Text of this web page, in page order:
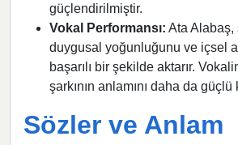
güçlendirilmiştir.
Vokal Performansı: Ata Alabaş,
duygusal yoğunluğunu ve içsel
başarılı bir şekilde aktarır.
şarkının anlamını daha da güçlü
Sözler ve Anlam